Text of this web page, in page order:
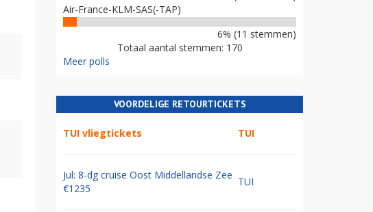
Air-France-KLM-SAS(-TAP)
6% (11 stemmen)
Totaal aantal stemmen: 170
Meer polls
VOORDELIGE RETOURTICKETS
TUI vliegtickets TUI
Jul: 8-dg cruise Oost Middellandse Zee
€1235
TUI